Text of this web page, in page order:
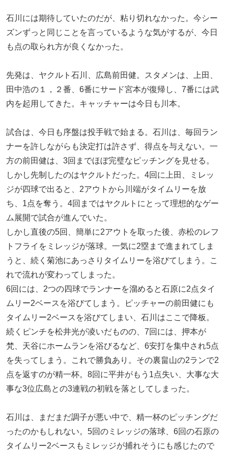
石川には期待していたのだが、粘り切れなかった。今シー
ズンずっと同じことを言っているような気がするが、今日
も点の取られ方が良くなかった。
先発は、ヤクルト石川、広島前田健。スタメンは、上田、
田中浩の１，２番、6番にサード宮本が復帰し、7番には武
内を起用してきた。キャッチャーは今日も川本。
試合は、今日も序盤は投手戦で始まる。石川は、毎回ラン
ナーを許しながらも決定打は許さず、得点を与えない。一
方の前田健は、3回までほぼ完璧なピッチングを見せる。
しかし先制したのはヤクルトだった。4回に上田、ミレッ
ジが四球で出ると、2アウトから川端がタイムリーを放
ち、1点を奪う。4回まではヤクルトにとって理想的なゲー
ム展開で試合が進んでいた。
しかし直後の5回、簡単に2アウトを取った後、赤松のレフ
トフライをミレッジが落球。一気に2塁まで進まれてしま
うと、続く菊池にあっさりタイムリーを浴びてしまう。こ
れで流れが変わってしまった。
6回には、2つの四球でランナーを溜めると石原に2点タイ
ムリー2ベースを浴びてしまう。ピッチャーの前田健にも
タイムリー2ベースを浴びてしまい、石川はここで降板。
続くピンチを松井光が凌いだものの、7回には、押本が
梵、天谷にホームランを浴びるなど、6安打を集中され5点
を失ってしまう。これで勝負あり。その裏畠山の2ランで2
点を返すのが精一杯。8回に平井がもう1点失い、大事な大
事な3位広島との3連戦の初戦を落としてしまった。
石川は、まだまだ調子が悪い中で、精一杯のピッチングだ
ったのかもしれない。5回のミレッジの落球、6回の石原の
タイムリー2ベースもミレッジが捕れそうにも感じたので